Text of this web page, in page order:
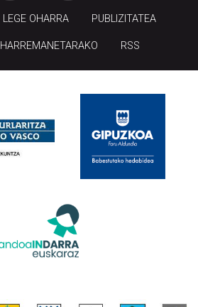
LEGE OHARRA PUBLIZITATEA
HARREMANETARAKO RSS